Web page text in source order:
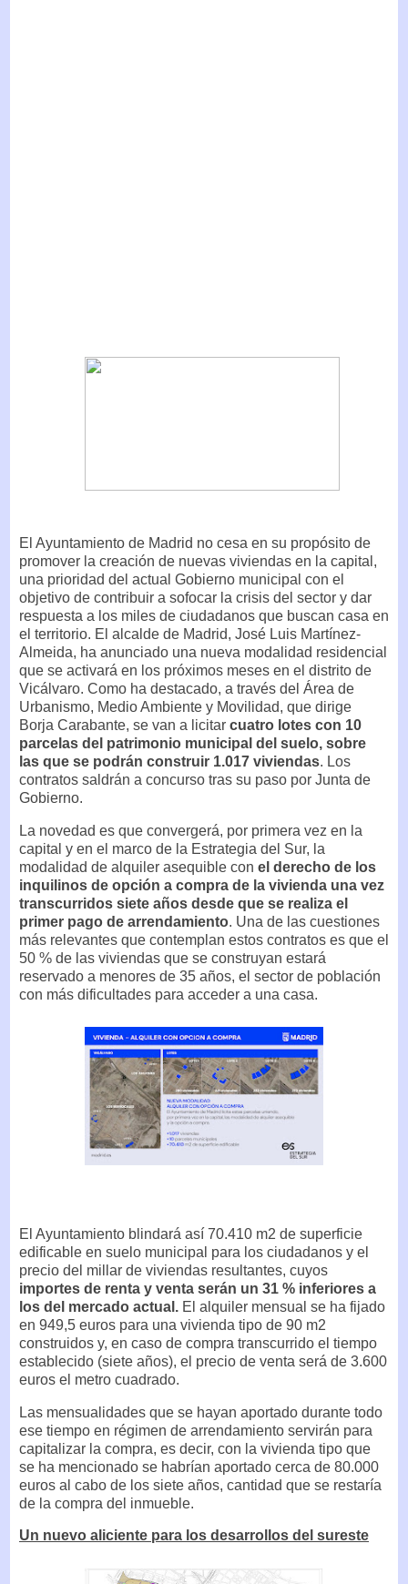
El Ayuntamiento de Madrid no cesa en su propósito de
promover la creación de nuevas viviendas en la capital,
una prioridad del actual Gobierno municipal con el
objetivo de contribuir a sofocar la crisis del sector y dar
respuesta a los miles de ciudadanos que buscan casa en
el territorio. El alcalde de Madrid, José Luis Martínez-
Almeida, ha anunciado una nueva modalidad residencial
que se activará en los próximos meses en el distrito de
Vicálvaro. Como ha destacado, a través del Área de
Urbanismo, Medio Ambiente y Movilidad, que dirige
Borja Carabante, se van a licitar cuatro lotes con 10
parcelas del patrimonio municipal del suelo, sobre
las que se podrán construir 1.017 viviendas. Los
contratos saldrán a concurso tras su paso por Junta de
Gobierno.
La novedad es que convergerá, por primera vez en la
capital y en el marco de la Estrategia del Sur, la
modalidad de alquiler asequible con el derecho de los
inquilinos de opción a compra de la vivienda una vez
transcurridos siete años desde que se realiza el
primer pago de arrendamiento. Una de las cuestiones
más relevantes que contemplan estos contratos es que el
50 % de las viviendas que se construyan estará
reservado a menores de 35 años, el sector de población
con más dificultades para acceder a una casa.
El Ayuntamiento blindará así 70.410 m2 de superficie
edificable en suelo municipal para los ciudadanos y el
precio del millar de viviendas resultantes, cuyos
importes de renta y venta serán un 31 % inferiores a
los del mercado actual. El alquiler mensual se ha fijado
en 949,5 euros para una vivienda tipo de 90 m2
construidos y, en caso de compra transcurrido el tiempo
establecido (siete años), el precio de venta será de 3.600
euros el metro cuadrado.
Las mensualidades que se hayan aportado durante todo
ese tiempo en régimen de arrendamiento servirán para
capitalizar la compra, es decir, con la vivienda tipo que
se ha mencionado se habrían aportado cerca de 80.000
euros al cabo de los siete años, cantidad que se restaría
de la compra del inmueble.
Un nuevo aliciente para los desarrollos del sureste